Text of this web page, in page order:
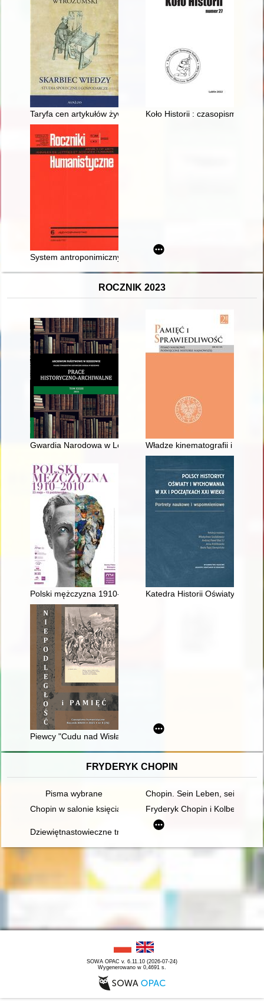
Taryfa cen artykułów żywnościowych dla powiatu sądeckiego
Koło Historii : czasopismo
System antroponimiczny Niemców rosyjskich (1763-1917)
ROCZNIK 2023
Gwardia Narodowa w Lesku w 1848 rokuWładze kinematografii i
Polski mężczyzna 1910-2010 : katalog wystawy = Polish man
Katedra Historii Oświaty i
Piewcy "Cudu nad Wisłą"
FRYDERYK CHOPIN
Pisma wybrane
Chopin. Sein Leben, sein
Chopin w salonie księcia Antoniego Radziwiłła". Nowe
Fryderyk Chopin i
Dziewiętnastowieczne transkrypcje utworów Fryderyka
SOWA OPAC v. 6.11.10 (2026-07-24)
Wygenerowano w 0,4691 s.